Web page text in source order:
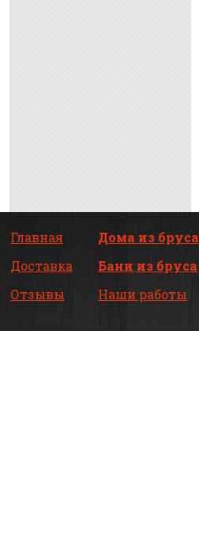
Главная
Доставка
Отзывы
Дома из бруса
Бани из бруса
Наши работы